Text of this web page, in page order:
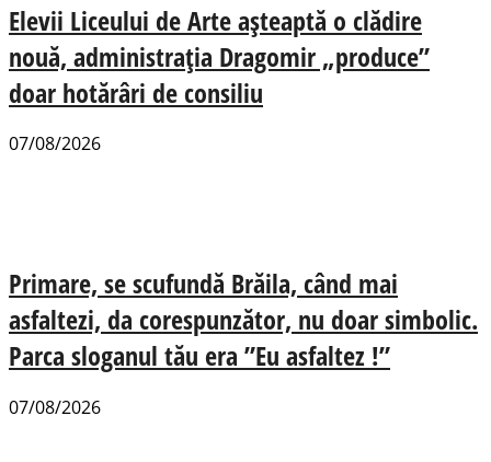
Elevii Liceului de Arte așteaptă o clădire
nouă, administrația Dragomir „produce”
doar hotărâri de consiliu
07/08/2026
Primare, se scufundă Brăila, când mai
asfaltezi, da corespunzător, nu doar simbolic.
Parca sloganul tău era ”Eu asfaltez !”
07/08/2026